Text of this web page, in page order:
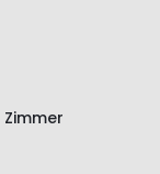
Zimmer